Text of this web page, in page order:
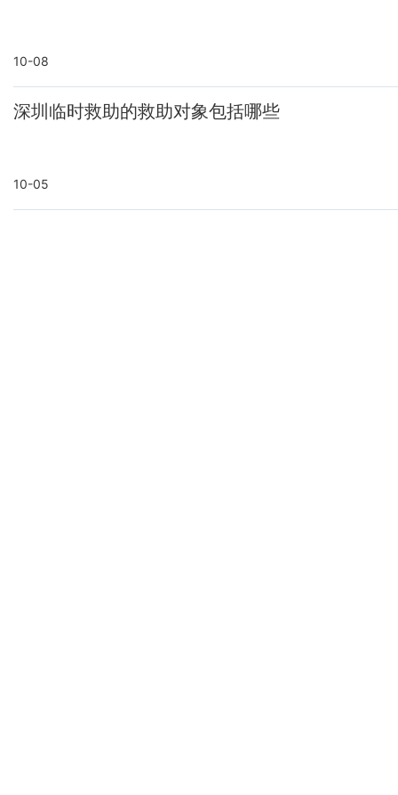
10-08
深圳临时救助的救助对象包括哪些
10-05